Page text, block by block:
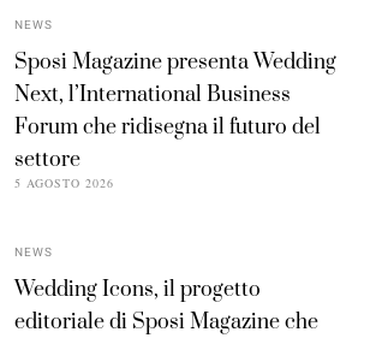
NEWS
Sposi Magazine presenta Wedding
Next, l’International Business
Forum che ridisegna il futuro del
settore
5 AGOSTO 2026
NEWS
Wedding Icons, il progetto
editoriale di Sposi Magazine che